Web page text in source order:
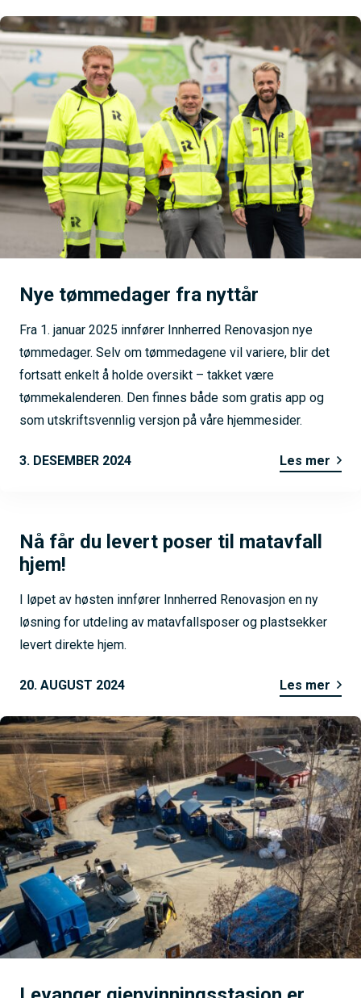
Nye tømmedager fra nyttår
Fra 1. januar 2025 innfører Innherred Renovasjon nye
tømmedager. Selv om tømmedagene vil variere, blir det
fortsatt enkelt å holde oversikt – takket være
tømmekalenderen. Den finnes både som gratis app og
som utskriftsvennlig versjon på våre hjemmesider.
3. DESEMBER 2024 Les mer
Nå får du levert poser til matavfall
hjem!
I løpet av høsten innfører Innherred Renovasjon en ny
løsning for utdeling av matavfallsposer og plastsekker
levert direkte hjem.
20. AUGUST 2024 Les mer